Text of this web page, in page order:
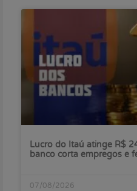
Lucro do Itaú atinge R$
banco corta empregos e
07/08/2026